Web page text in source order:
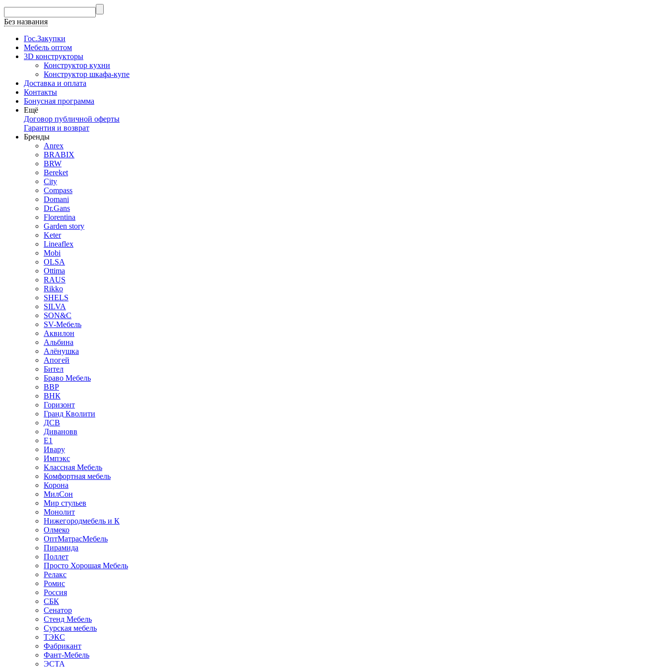
Без названия
Гос.Закупки
Мебель оптом
3D конструкторы
Конструктор кухни
Конструктор шкафа-купе
Доставка и оплата
Контакты
Бонусная программа
Ещё
Договор публичной оферты
Гарантия и возврат
Бренды
Anrex
BRABIX
BRW
Bereket
City
Compass
Domani
Dr.Gans
Florentina
Garden story
Keter
Lineaflex
Mobi
OLSA
Ottima
RAUS
Rikko
SHELS
SILVA
SON&C
SV-Мебель
Аквилон
Альбина
Алёнушка
Апогей
Бител
Браво Мебель
ВВР
ВНК
Горизонт
Гранд Кволити
ДСВ
Дивановв
Е1
Ивару
Импэкс
Классная Мебель
Комфортная мебель
Корона
МилСон
Мир стульев
Монолит
Нижегородмебель и К
Олмеко
ОптМатрасМебель
Пирамида
Поллет
Просто Хорошая Мебель
Релакс
Ромис
Россия
СБК
Сенатор
Стенд Мебель
Сурская мебель
ТЭКС
Фабрикант
Фант-Мебель
ЭСТА